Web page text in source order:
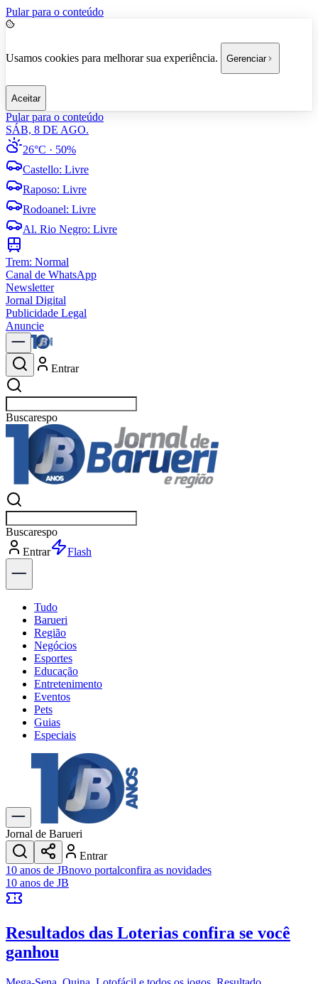
Pular para o conteúdo
Usamos cookies para melhorar sua experiência. Gerenciar
Aceitar
Pular para o conteúdo
SÁB, 8 DE AGO.
26°C · 50%
Castello: Livre
Raposo: Livre
Rodoanel: Livre
Al. Rio Negro: Livre
Trem: Normal
Canal de WhatsApp
Newsletter
Jornal Digital
Publicidade Legal
Anuncie
Entrar
Buscarn
Buscarn
Entrar
Explorar
Tudo
Barueri
Região
Negócios
Esportes
Educação
Entretenimento
Eventos
Pets
Guias
Especiais
Explore Tudo
Últimas Notícias
Previsão do Tempo
Trânsito e Rotas
Dia a Dia & Lazer
Transportes
Gastronomia
Cinema & Shows
JogosNovo
Anuncie no Portal
Cadastrar Empresa
Divulgar Vagas
Jornal de Barueri
Entrar
10 anos de JBnovo portalconfira as novidades
10 anos de JB
Resultados das Loterias confira se você
ganhou